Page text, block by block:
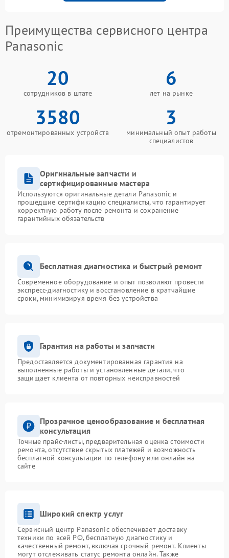
Преимущества сервисного центра
Panasonic
20
сотрудников в штате
6
лет на рынке
3580
отремонтированных устройств
3
минимальный опыт работы
специалистов
Оригинальные запчасти и
сертифицированные мастера
Используются оригинальные детали Panasonic и
прошедшие сертификацию специалисты, что гарантирует
корректную работу после ремонта и сохранение
гарантийных обязательств
Бесплатная диагностика и быстрый ремонт
Современное оборудование и опыт позволяют провести
экспресс-диагностику и восстановление в кратчайшие
сроки, минимизируя время без устройства
Гарантия на работы и запчасти
Предоставляется документированная гарантия на
выполненные работы и установленные детали, что
защищает клиента от повторных неисправностей
Прозрачное ценообразование и бесплатная
консультация
Точные прайс-листы, предварительная оценка стоимости
ремонта, отсутствие скрытых платежей и возможность
бесплатной консультации по телефону или онлайн на
сайте
Широкий спектр услуг
Сервисный центр Panasonic обеспечивает доставку
техники по всей РФ, бесплатную диагностику и
качественный ремонт, включая срочный ремонт. Клиенты
могут отслеживать статус ремонта онлайн. Также